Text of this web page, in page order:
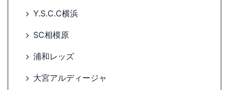
Y.S.C.C横浜
SC相模原
浦和レッズ
大宮アルディージャ